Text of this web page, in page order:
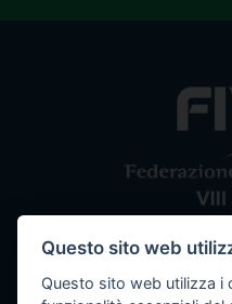
Comitato VIII Zona
Tel / Fax: 080 5351067
Questo sito web
Questo sito web utilizza i